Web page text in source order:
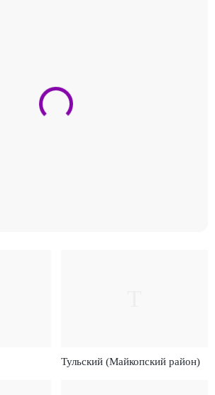
Тульский (Майкопский район)